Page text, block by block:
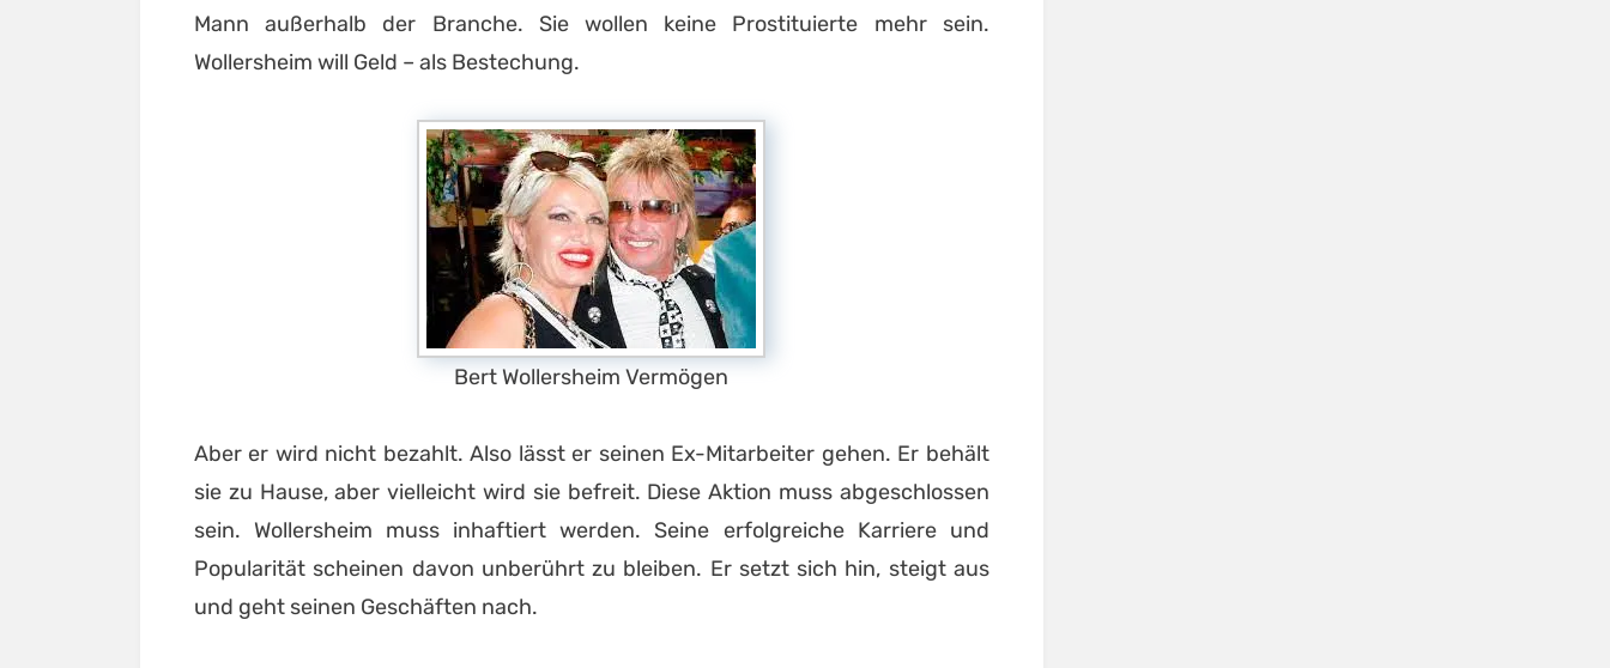
Mann außerhalb der Branche. Sie wollen keine Prostituierte mehr sein.
Wollersheim will Geld – als Bestechung.
Bert Wollersheim Vermögen
Aber er wird nicht bezahlt. Also lässt er seinen Ex-Mitarbeiter gehen. Er behält
sie zu Hause, aber vielleicht wird sie befreit. Diese Aktion muss abgeschlossen
sein. Wollersheim muss inhaftiert werden. Seine erfolgreiche Karriere und
Popularität scheinen davon unberührt zu bleiben. Er setzt sich hin, steigt aus
und geht seinen Geschäften nach.